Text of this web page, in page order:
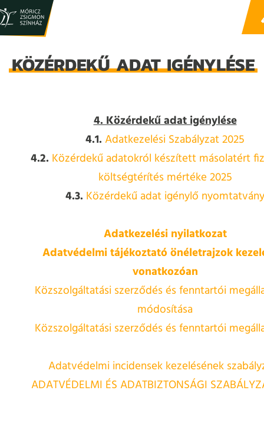
KÖZÉRDEKŰ ADAT IGÉNYLÉSE
4. Közérdekű adat igénylése
4.1.Adatkezelési Szabályzat 2025
4.2. Közérdekű adatokról készített másolatért
költségtérítés mértéke 2025
4.3. Közérdekű adat igénylő nyomtatvány
Adatkezelési nyilatkozat
Adatvédelmi tájékoztató önéletrajzok
vonatkozóan
Közszolgáltatási szerződés és fenntartói
módosítása
Közszolgáltatási szerződés és fenntartói
Adatvédelmi incidensek kezelésének
ADATVÉDELMI ÉS ADATBIZTONSÁGI